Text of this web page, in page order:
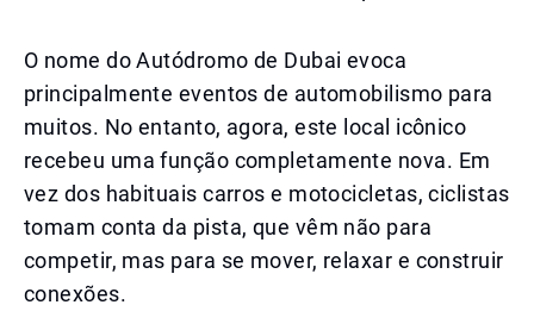
O nome do Autódromo de Dubai evoca
principalmente eventos de automobilismo para
muitos. No entanto, agora, este local icônico
recebeu uma função completamente nova. Em
vez dos habituais carros e motocicletas, ciclistas
tomam conta da pista, que vêm não para
competir, mas para se mover, relaxar e construir
conexões.